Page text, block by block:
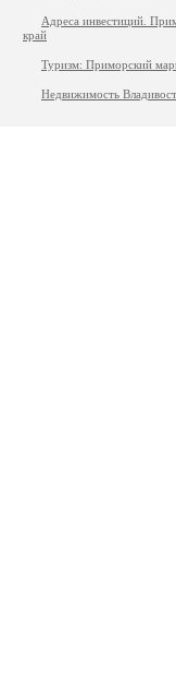
Адреса инвестиций.
край
Туризм: Приморский
Недвижимость